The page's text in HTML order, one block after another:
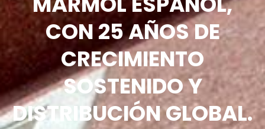
CON 25 AÑOS DE
CRECIMIENTO
SOSTENIDO Y
DISTRIBUCIÓN GLOBAL.